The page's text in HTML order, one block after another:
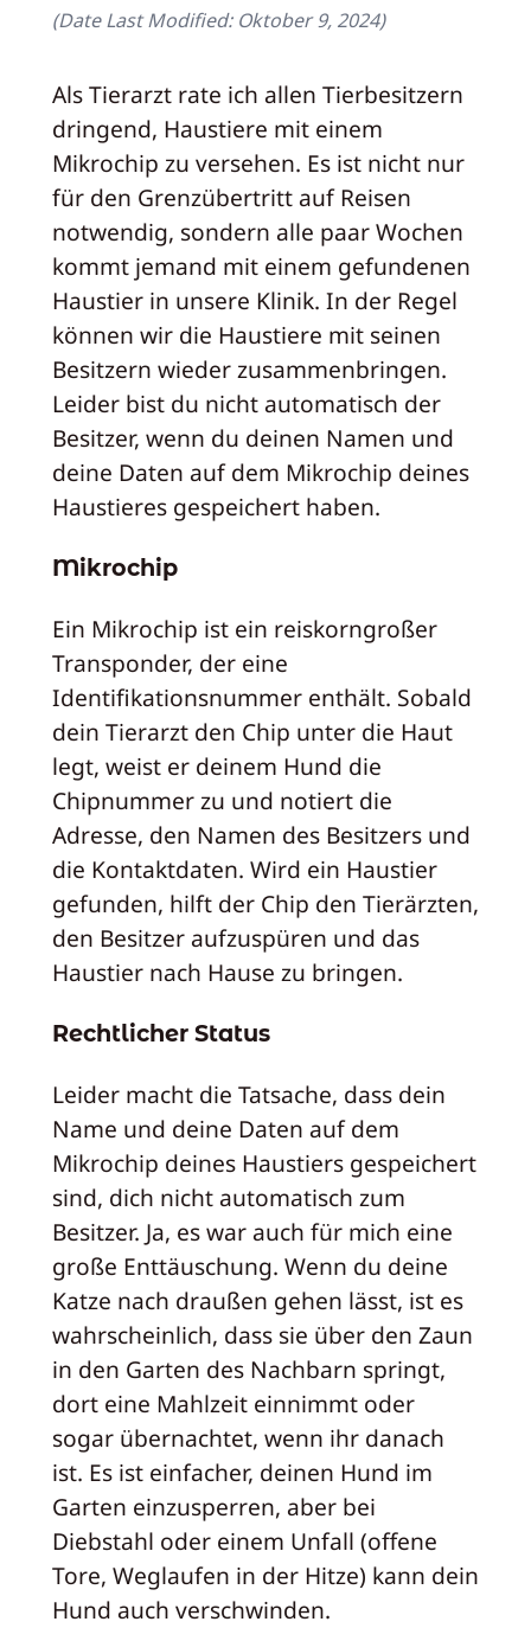
(Date Last Modified: Oktober 9, 2024)
Als Tierarzt rate ich allen Tierbesitzern
dringend, Haustiere mit einem
Mikrochip zu versehen. Es ist nicht nur
für den Grenzübertritt auf Reisen
notwendig, sondern alle paar Wochen
kommt jemand mit einem gefundenen
Haustier in unsere Klinik. In der Regel
können wir die Haustiere mit seinen
Besitzern wieder zusammenbringen.
Leider bist du nicht automatisch der
Besitzer, wenn du deinen Namen und
deine Daten auf dem Mikrochip deines
Haustieres gespeichert haben.
Mikrochip
Ein Mikrochip ist ein reiskorngroßer
Transponder, der eine
Identifikationsnummer enthält. Sobald
dein Tierarzt den Chip unter die Haut
legt, weist er deinem Hund die
Chipnummer zu und notiert die
Adresse, den Namen des Besitzers und
die Kontaktdaten. Wird ein Haustier
gefunden, hilft der Chip den Tierärzten,
den Besitzer aufzuspüren und das
Haustier nach Hause zu bringen.
Rechtlicher Status
Leider macht die Tatsache, dass dein
Name und deine Daten auf dem
Mikrochip deines Haustiers gespeichert
sind, dich nicht automatisch zum
Besitzer. Ja, es war auch für mich eine
große Enttäuschung. Wenn du deine
Katze nach draußen gehen lässt, ist es
wahrscheinlich, dass sie über den Zaun
in den Garten des Nachbarn springt,
dort eine Mahlzeit einnimmt oder
sogar übernachtet, wenn ihr danach
ist. Es ist einfacher, deinen Hund im
Garten einzusperren, aber bei
Diebstahl oder einem Unfall (offene
Tore, Weglaufen in der Hitze) kann dein
Hund auch verschwinden.